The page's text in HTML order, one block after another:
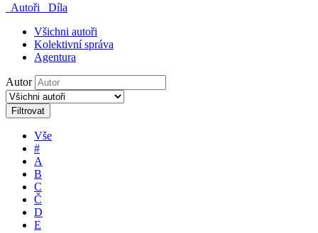
Autoři
Díla
Všichni autoři
Kolektivní správa
Agentura
Autor
Filtrovat
Vše
#
A
B
C
Č
D
E